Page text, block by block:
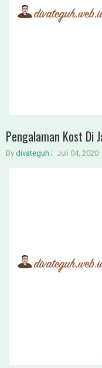
Pengalaman Kost Di
By divateguh Juli 04, 2020